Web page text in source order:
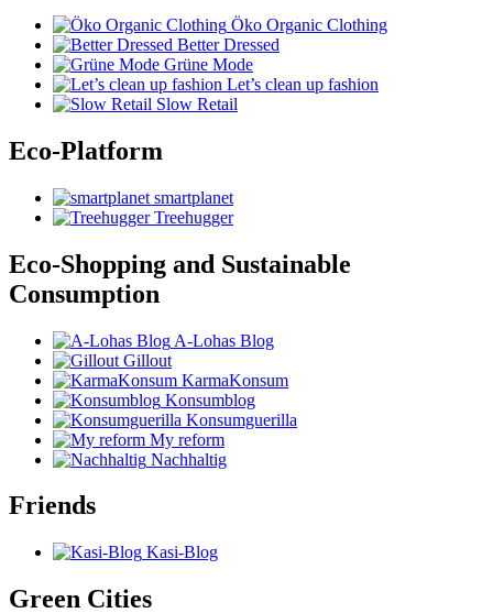
Öko Organic Clothing
Better Dressed
Grüne Mode
Let’s clean up fashion
Slow Retail
Eco-Platform
smartplanet
Treehugger
Eco-Shopping and Sustainable
Consumption
A-Lohas Blog
Gillout
KarmaKonsum
Konsumblog
Konsumguerilla
My reform
Nachhaltig
Friends
Kasi-Blog
Green Cities